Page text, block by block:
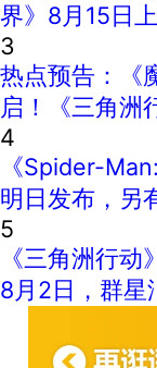
界》8月15日
3
热点预告：《
启！《三角洲
4
《Spider-
明日发布，另
5
《三角洲行
8月2日，群星